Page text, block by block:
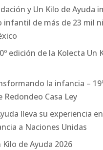
y Un Kilo de Ayuda
infantil de más de 23 mil
edición de la Kolecta Un
la infancia –
Redondeo Casa Ley
lleva su experiencia en
a Naciones Unidas
de Ayuda 2026